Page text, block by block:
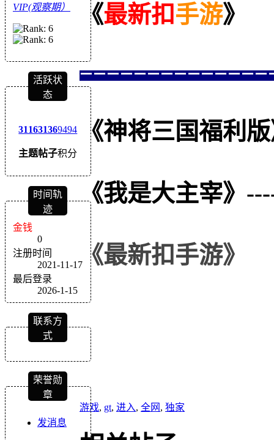
VIP(观察期）
活跃状
态
3116
主题
3136
帖子
9494
积分
时间轨
迹
金钱
0
注册时间
2021-11-17
最后登录
2026-1-15
联系方
式
荣誉勋
章
发消息
《最新扣 手游》
《神将三国福利
《我是大主宰》
《最新扣 手游》
游戏, gt, 进入, 全网 , 独家